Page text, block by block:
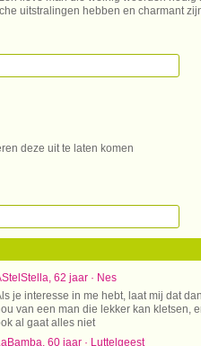
uitstralingen hebben en charmant
deze uit te laten komen
62 jaar · Nes
je interesse in me hebt, laat mij dat
van een man die lekker kan kletsen,
al gaat alles niet
60 jaar · Luttelgeest